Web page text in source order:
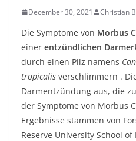
December 30, 2021 Christian
Die Symptome von Morbus
einer entzündlichen
durch einen Pilz namens
tropicalis verschlimmern .
Darmentzündung aus, die
der Symptome von Morbus
Ergebnisse stammen von
Reserve University School